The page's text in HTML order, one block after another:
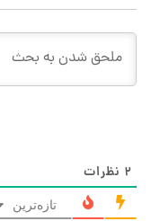
۲ نظرات
تازه‌ترین